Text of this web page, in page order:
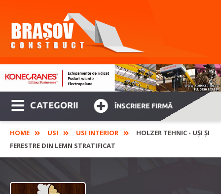
CATEGORII ÎNSCRIERE FIRMĂ
HOME USI USI INTERIOR
HOLZER TEHNIC - UȘI ȘI
FERESTRE DIN LEMN STRATIFICAT